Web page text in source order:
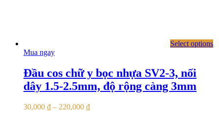
Select options
Mua ngay
Đầu cos chữ y bọc nhựa SV2-3, nối
dây 1.5-2.5mm, độ rộng càng 3mm
30,000 ₫ – 220,000 ₫